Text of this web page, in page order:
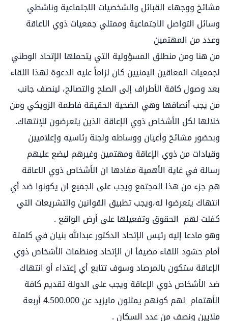
مشائخ ووجهاء القبائل والشخصيات الاجتماعية وناشطي
وسائل التواصل الاجتماعية وممثلي جمعيات ذوي الاعاقة
وعدد من المهتمين
من هنا ومن منطلق المسؤولية التي يتحملها الإتحاد الوطني
لجمعيات المعاقين اليمنيين كان لزاماً عليه الدعوة لهذا اللقاء
بعد وصول كافة الأطراف إلى الصلح والتصالح، لينصف جانب
من يجب أنصافها وهي الضحية الحقيقة فاطمة الزويكي ومن
خلالها لكل الأشخاص ذوي الإعاقة الذين يتعرضون للإنتهاك.
وبحضور مشائخ وأعيان ووساطه ولجنة رئاسيه وإعلاميين
وقيادات من ذوي الإعاقة ومهتمين وغيرهم ليضع عليهم
رسالة في غاية الأهمية مفادها ان الأشخاص ذوي الاعاقة
هم جزء من هذا المجتمع ويجب على الجميع ان يكونوا ضد أي
انتهاك يتعرضوا له،ويجب تطبيق القوانين والتشريعات التي
كفلت لهم الحقوق وتفعيلها على أرض الواقع .
وهو مادعا إليه رئيس الإتحاد الدكتور عبدالله بنيان في كلمتة
أمام حشود اللقاء مضيفأ ان الإتحاد ومنظمات الأشخاص ذوي
الإعاقة ستكون بالمرصاد وسوف تتابع أي إعتداء أو انتهاك
ضد الأشخاص ذوي الإعاقة ويجب على الدولة تقديم كافة
الأهتمام لهم كونهم يمثلون مايزيد عن 4.500.000 أربعة
ملايين ونصف من عدد السكان .